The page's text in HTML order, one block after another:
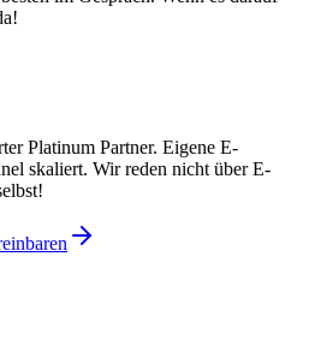
Platinum Partner. Eigene E-
skaliert. Wir reden nicht über E-